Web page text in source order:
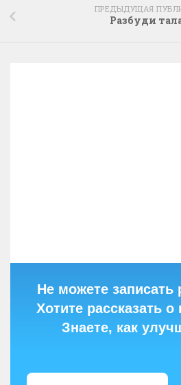
ПРЕДЫДУЩАЯ
Разбуди
Не можете записать
Хотите рассказать о
Знаете, как